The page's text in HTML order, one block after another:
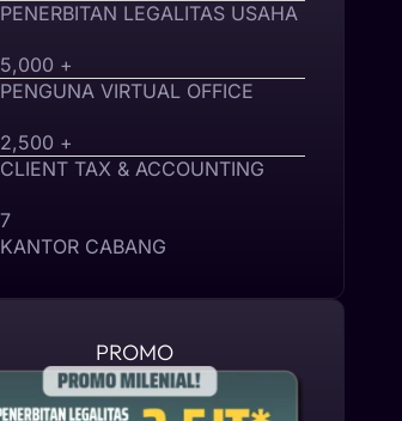
PENERBITAN LEGALITAS USAHA
5,000 +
PENGUNA VIRTUAL OFFICE
2,500 +
CLIENT TAX & ACCOUNTING
7
KANTOR CABANG
PROMO